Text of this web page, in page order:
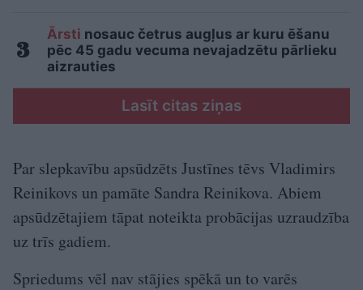
Ārsti nosauc četrus augļus ar kuru ēšanu
pēc 45 gadu vecuma nevajadzētu pārlieku
aizrauties
Lasīt citas ziņas
Par slepkavību apsūdzēts Justīnes tēvs Vladimirs
Reinikovs un pamāte Sandra Reinikova. Abiem
apsūdzētajiem tāpat noteikta probācijas uzraudzība
uz trīs gadiem.
Spriedums vēl nav stājies spēkā un to varēs